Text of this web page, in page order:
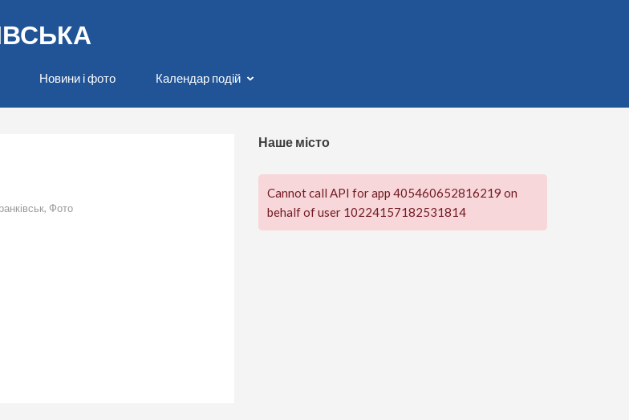
Новини і фото Календар подій
, Фото
Наше місто
Cannot call API for app 405460652816219 on
behalf of user 10224157182531814